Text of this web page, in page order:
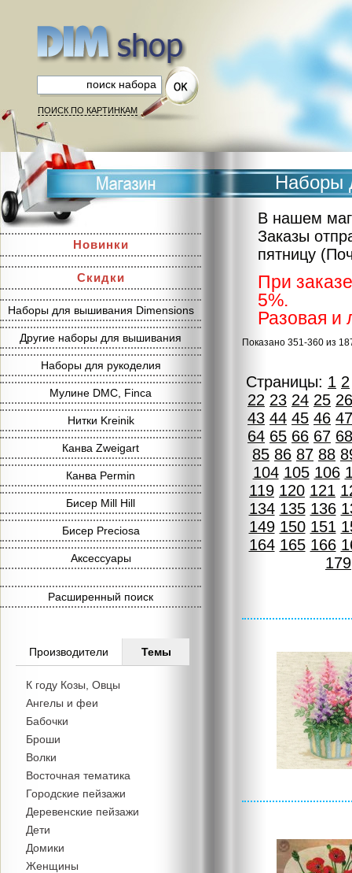
ПОИСК ПО КАРТИНКАМ
Новинки
Скидки
Наборы для вышивания Dimensions
Другие наборы для вышивания
Наборы для рукоделия
Мулине DMC, Finca
Нитки Kreinik
Канва Zweigart
Канва Permin
Бисер Mill Hill
Бисер Preciosa
Аксессуары
Расширенный поиск
Производители Темы
К году Козы, Овцы
Ангелы и феи
Бабочки
Броши
Волки
Восточная тематика
Городские пейзажи
Деревенские пейзажи
Дети
Домики
Женщины
Наборы
В нашем
Заказы
пятницу
При
5%.
Разовая и
Показано 351-360 из
Страницы: 1 2
22 23 24 25 26
43 44 45 46 47
64 65 66 67 68
85 86 87 88
104 105 106
119 120 121
134 135 136
149 150 151
164 165 166
179